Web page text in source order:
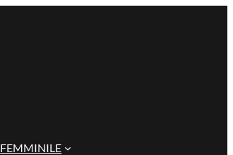
FEMMINILE